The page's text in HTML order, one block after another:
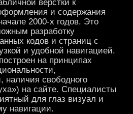
и содержания
2000-х годов. Это
разработку
кодов и страниц с
и удобной навигацией.
на принципах
наличия свободного
на сайте. Специалисты
для глаз визуал и
навигации.